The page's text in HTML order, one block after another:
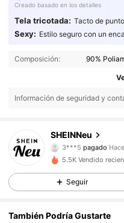
Creado basado en los detalles
Tela tricotada: Tacto de
Sexy: Estilo seguro con un
Composición: 90%
Información de seguridad y
SHEINNeu
4,84
88K
3***5 pagado
n***aseguido
4,84 88K
4,84 88K
5.5K Vendido
Seguir
También Podría Gustarte